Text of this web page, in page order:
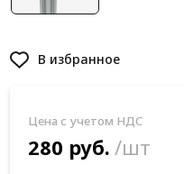
В избранное
Цена с учетом НДС
280 руб. /шт